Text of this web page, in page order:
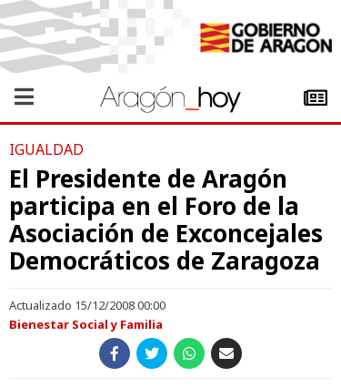
IGUALDAD
El Presidente de Aragón
participa en el Foro de la
Asociación de Exconcejales
Democráticos de Zaragoza
Actualizado 15/12/2008 00:00
Bienestar Social y Familia